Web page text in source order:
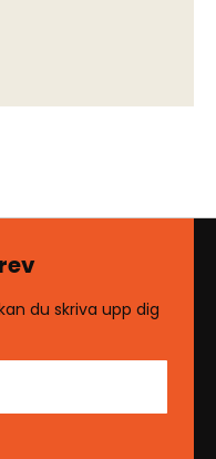
du skriva upp dig